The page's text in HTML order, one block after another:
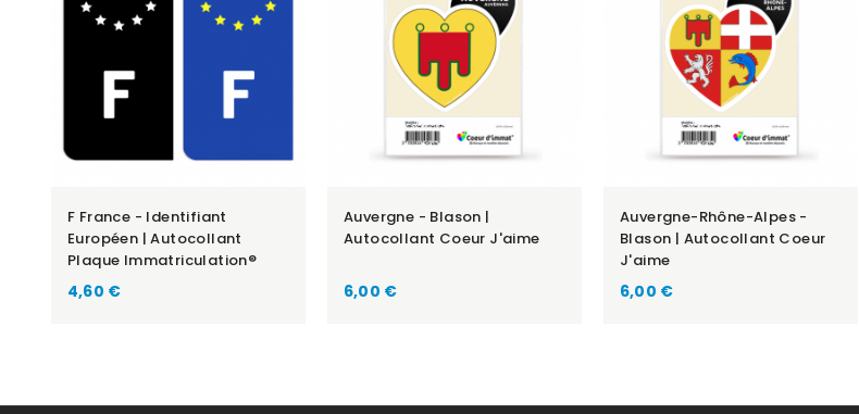
F France - Identifiant
Européen | Autocollant
Plaque Immatriculation®
Prix
4,60 €
Auvergne - Blason |
Autocollant Coeur J'aime
Prix
6,00 €
Auvergne-Rhône-Alpes -
Blason | Autocollant Coeur
J'aime
Prix
6,00 €